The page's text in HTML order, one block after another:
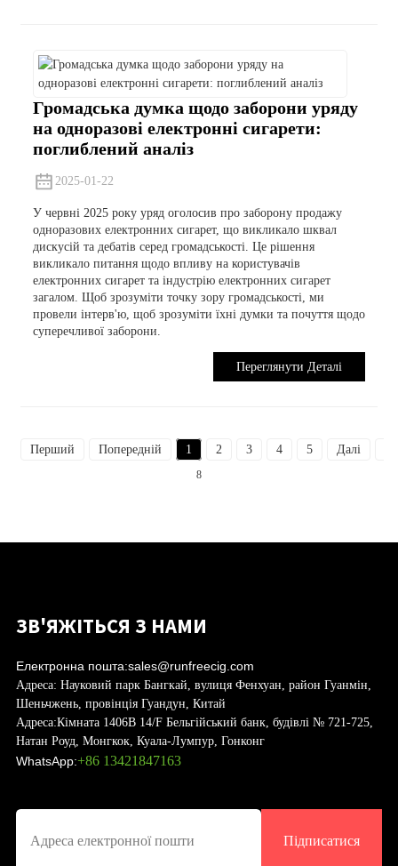
Громадська думка щодо заборони уряду
на одноразові електронні сигарети:
поглиблений аналіз
2025-01-22
У червні 2025 року уряд оголосив про заборону продажу
одноразових електронних сигарет, що викликало шквал
дискусій та дебатів серед громадськості. Це рішення
викликало питання щодо впливу на користувачів
електронних сигарет та індустрію електронних сигарет
загалом. Щоб зрозуміти точку зору громадськості, ми
провели інтерв'ю, щоб зрозуміти їхні думки та почуття щодо
суперечливої ​​заборони.
Переглянути Деталі
Перший Попередній 1 2 3 4 5 Далі
8
ЗВ'ЯЖІТЬСЯ З НАМИ
Електронна пошта:sales@runfreecig.com
Адреса: Науковий парк Бангкай, вулиця Фенхуан, район Гуанмін,
Шеньчжень, провінція Гуандун, Китай
Адреса:Кімната 1406B 14/F Бельгійський банк, будівлі № 721-725,
Натан Роуд, Монгкок, Куала-Лумпур, Гонконг
WhatsApp:+86 13421847163
Підписатися